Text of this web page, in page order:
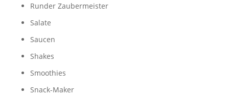
Runder Zaubermeister
Salate
Saucen
Shakes
Smoothies
Snack-Maker